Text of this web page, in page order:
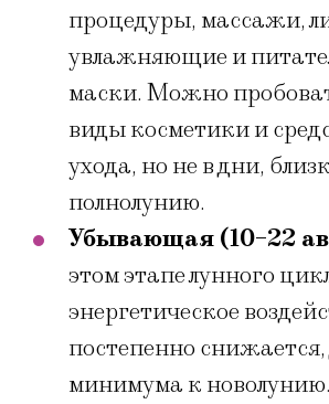
процедуры, массажи,
увлажняющие и
маски. Можно
виды косметики и
ухода, но не в дни,
полнолунию.
Убывающая (10-22
этом этапе лунного
энергетическое
постепенно снижается,
минимума к